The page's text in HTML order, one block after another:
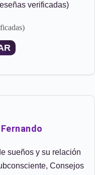
verificadas)
sueños y su relación
Consejos